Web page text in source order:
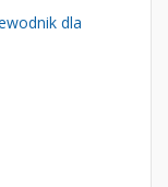
dla